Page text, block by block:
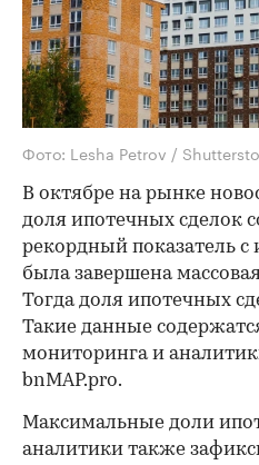
Фото: Lesha Petrov /
В октябре на рынке
доля ипотечных сделок
рекордный показатель с
была завершена
Тогда доля ипотечных
Такие данные
мониторинга и
bnMAP.pro.
Максимальные доли
аналитики также